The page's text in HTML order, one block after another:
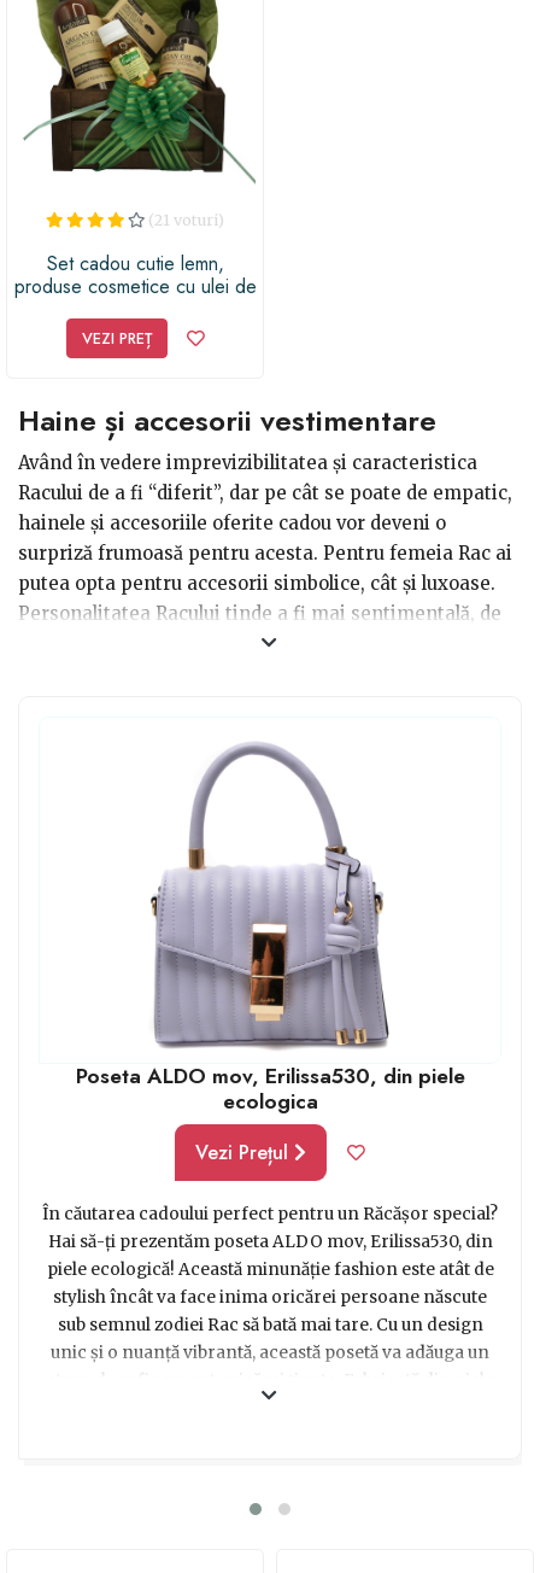
(21 voturi)
Set cadou cutie lemn,
produse cosmetice cu ulei de
corp 400 ml, gel de dus 200
ml, ulei fraicheur 60 ml,sapun
VEZI PREȚ
Haine și accesorii vestimentare
Având în vedere imprevizibilitatea și caracteristica
Racului de a fi “diferit”, dar pe cât se poate de empatic,
hainele și accesoriile oferite cadou vor deveni o
surpriză frumoasă pentru acesta. Pentru femeia Rac ai
putea opta pentru accesorii simbolice, cât și luxoase.
Personalitatea Racului tinde a fi mai sentimentală, de
aceea accesoriile personalizate vor deveni o adevărată
accesoriile clasice sau de lux ar deveni un cadou
Poseta ALDO mov, Erilissa530, din piele
ecologica
Vezi Prețul
În căutarea cadoului perfect pentru un Răcășor special?
Hai să-ți prezentăm poseta ALDO mov, Erilissa530, din
piele ecologică! Această minunăție fashion este atât de
stylish încât va face inima oricărei persoane născute
sub semnul zodiei Rac să bată mai tare. Cu un design
unic și o nuanță vibrantă, această posetă va adăuga un
strop de rafinament oricărei ținute. Fabricată din piele
partenerul perfect pentru orice ocazie. Cu suficient